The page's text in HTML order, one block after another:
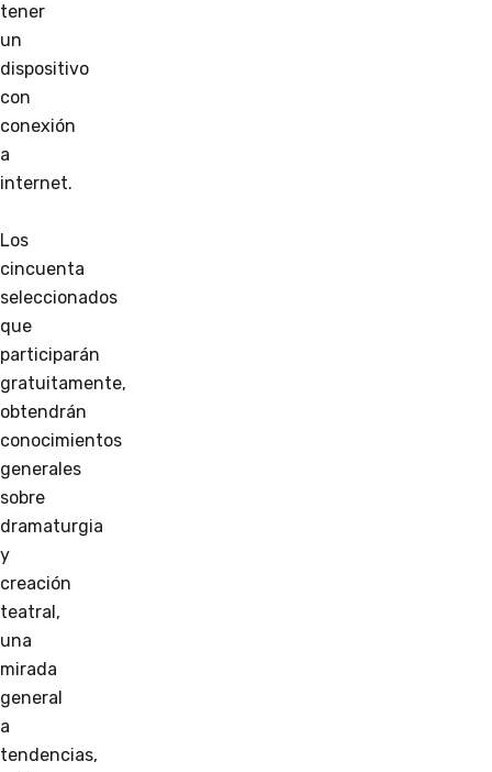
tener
un
dispositivo
con
conexión
a
internet.
Los
cincuenta
seleccionados
que
participarán
gratuitamente,
obtendrán
conocimientos
generales
sobre
dramaturgia
y
creación
teatral,
una
mirada
general
a
tendencias,